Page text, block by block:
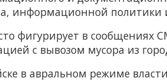
информационной
фигурирует в сообщениях
с вывозом мусора из
в авральном режиме